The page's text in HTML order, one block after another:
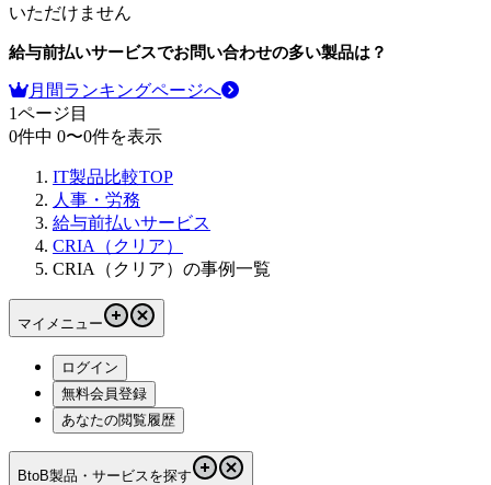
いただけません
給与前払いサービスでお問い合わせの多い製品は？
月間ランキングページへ
1ページ目
0件中 0〜0件を表示
IT製品比較TOP
人事・労務
給与前払いサービス
CRIA（クリア）
CRIA（クリア）の事例一覧
マイメニュー
ログイン
無料会員登録
あなたの閲覧履歴
BtoB製品・サービスを探す